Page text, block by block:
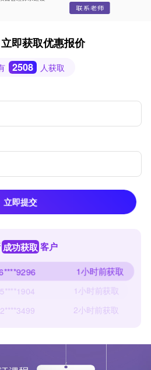
即获取优惠报价
2508 人获取
立即提交
成功获取 客户
1小时前获取
1小时前获取
2小时前获取